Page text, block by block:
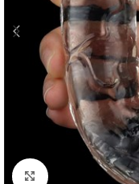
Click to enlarge